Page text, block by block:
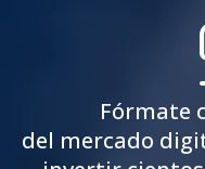
Fórmate
del mercado